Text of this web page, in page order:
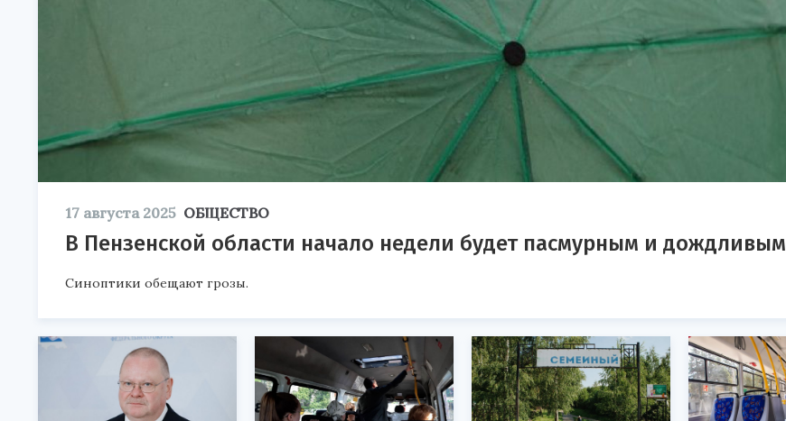
17 августа 2025 ОБЩЕСТВО
В Пензенской области начало недели будет пасмурным и дождливым
Синоптики обещают грозы.